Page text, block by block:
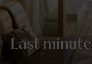
Last